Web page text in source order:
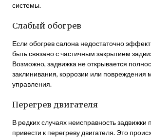
системы.
Слабый обогрев
Если обогрев салона недостаточно
быть связано с частичным закрытием
Возможно, задвижка не открывается
заклинивания, коррозии или повреждения
управления.
Перегрев двигателя
В редких случаях неисправность задвижки
привести к перегреву двигателя. Это